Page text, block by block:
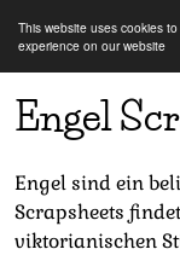
This website uses cookies
experience on our website
Engel
Engel sind ein
Scrapsheets
viktorianischen